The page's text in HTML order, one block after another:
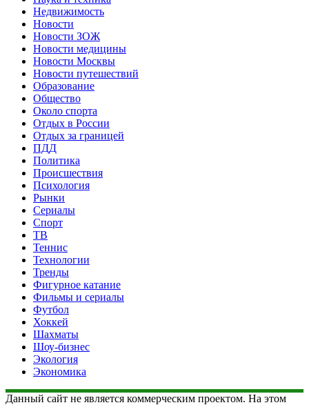
Недвижимость
Новости
Новости ЗОЖ
Новости медицины
Новости Москвы
Новости путешествий
Образование
Общество
Около спорта
Отдых в России
Отдых за границей
ПДД
Политика
Происшествия
Психология
Рынки
Сериалы
Спорт
ТВ
Теннис
Технологии
Тренды
Фигурное катание
Фильмы и сериалы
Футбол
Хоккей
Шахматы
Шоу-бизнес
Экология
Экономика
Данный сайт не является коммерческим проектом. На этом